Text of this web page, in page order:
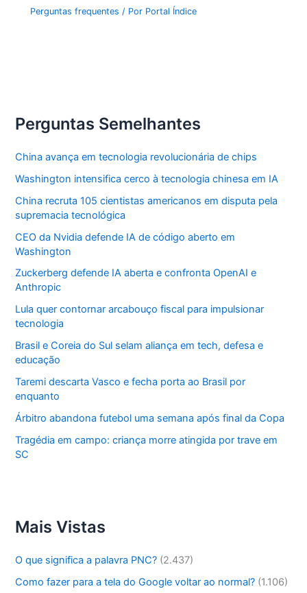
Perguntas frequentes / Por Portal Índice
Perguntas Semelhantes
China avança em tecnologia revolucionária de chips
Washington intensifica cerco à tecnologia chinesa em IA
China recruta 105 cientistas americanos em disputa pela
supremacia tecnológica
CEO da Nvidia defende IA de código aberto em
Washington
Zuckerberg defende IA aberta e confronta OpenAI e
Anthropic
Lula quer contornar arcabouço fiscal para impulsionar
tecnologia
Brasil e Coreia do Sul selam aliança em tech, defesa e
educação
Taremi descarta Vasco e fecha porta ao Brasil por
enquanto
Árbitro abandona futebol uma semana após final da Copa
Tragédia em campo: criança morre atingida por trave em
SC
Mais Vistas
O que significa a palavra PNC? (2.437)
Como fazer para a tela do Google voltar ao normal? (1.106)